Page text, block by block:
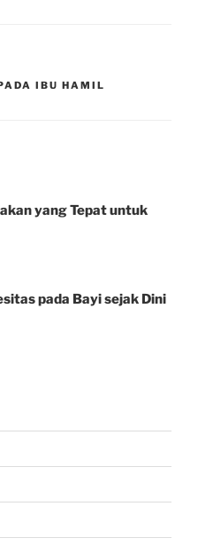
IBU HAMIL
yang Tepat untuk
pada Bayi sejak Dini